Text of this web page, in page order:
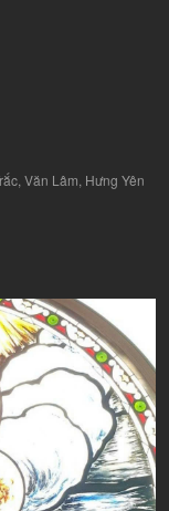
Văn Lâm, Hưng Yên